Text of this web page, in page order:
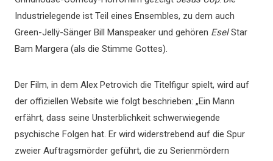
Industrielegende ist Teil eines Ensembles, zu dem auch
Green-Jellÿ-Sänger Bill Manspeaker und gehören EselStar
Bam Margera (als die Stimme Gottes).
Der Film, in dem Alex Petrovich die Titelfigur spielt, wird auf
der offiziellen Website wie folgt beschrieben: „Ein Mann
erfährt, dass seine Unsterblichkeit schwerwiegende
psychische Folgen hat. Er wird widerstrebend auf die Spur
zweier Auftragsmörder geführt, die zu Serienmördern